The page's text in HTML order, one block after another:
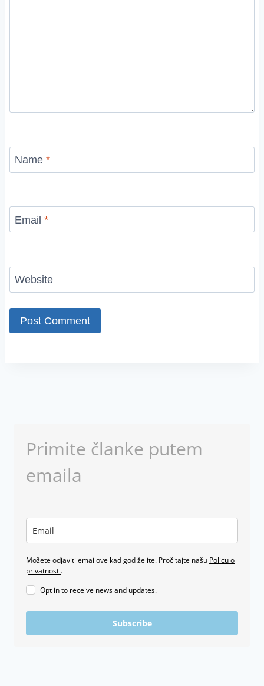
Name *
Email *
Website
Primite članke putem
emaila
Možete odjaviti emailove kad god želite. Pročitajte našu Policu o
privatnosti.
Opt in to receive news and updates.
Subscribe